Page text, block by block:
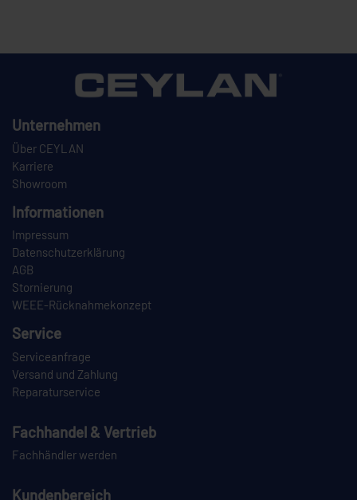
Unternehmen
Über CEYLAN
Karriere
Showroom
Informationen
Impressum
Datenschutzerklärung
AGB
Stornierung
WEEE-Rücknahmekonzept
Service
Serviceanfrage
Versand und Zahlung
Reparaturservice
Fachhandel & Vertrieb
Fachhändler werden
Kundenbereich